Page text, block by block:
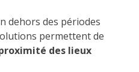
dehors des périodes
permettent de
des lieux